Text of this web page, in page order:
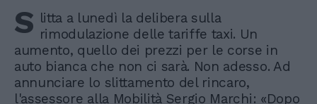
S litta a lunedì la delibera sulla
rimodulazione delle tariffe taxi. Un
aumento, quello dei prezzi per le corse in
auto bianca che non ci sarà. Non adesso. Ad
annunciare lo slittamento del rincaro,
l'assessore alla Mobilità Sergio Marchi: «Dopo